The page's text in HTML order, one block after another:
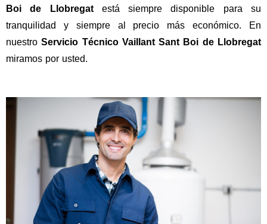
Boi de Llobregatestá siempre disponible para su
tranquilidad y siempre al precio más económico. En
nuestroServicio Técnico Vaillant Sant Boi de Llobregat
miramos por usted.